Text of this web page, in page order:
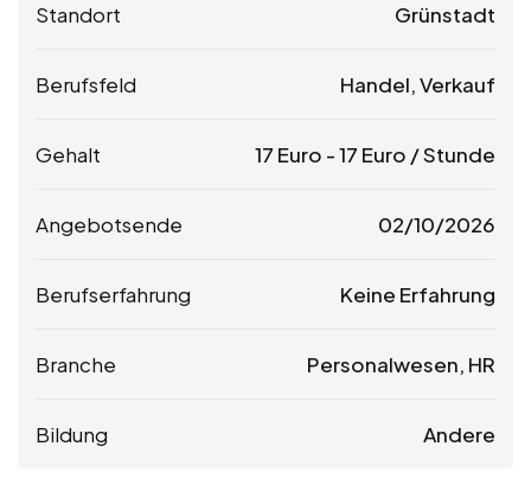
Standort Grünstadt
Berufsfeld Handel, Verkauf
Gehalt 17 Euro -17 Euro / Stunde
Angebotsende 02/10/2026
Berufserfahrung Keine Erfahrung
Branche Personalwesen, HR
Bildung Andere